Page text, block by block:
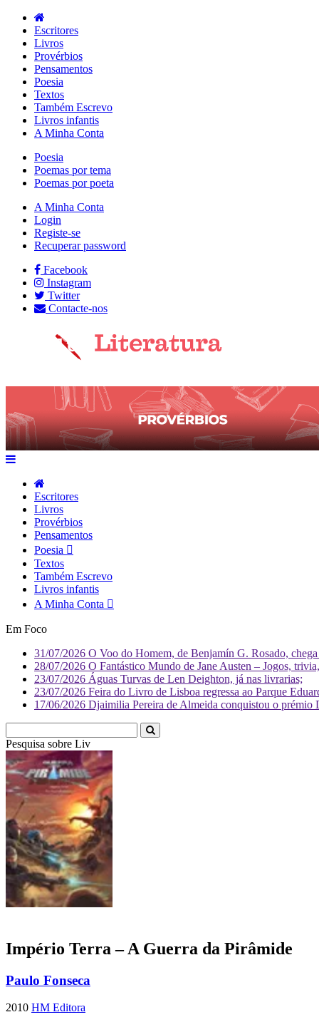
Escritores
Livros
Provérbios
Pensamentos
Poesia
Textos
Também Escrevo
Livros infantis
A Minha Conta
Poesia
Poemas por tema
Poemas por poeta
A Minha Conta
Login
Registe-se
Recuperar password
Facebook
Instagram
Twitter
Contacte-nos
Escritores
Livros
Provérbios
Pensamentos
Poesia
Textos
Também Escrevo
Livros infantis
A Minha Conta
Em Foco
31/07/2026 O Voo do Homem, de Benjamín G. Rosado,
28/07/2026 O Fantástico Mundo de Jane Austen – Jogos,
23/07/2026 Águas Turvas de Len Deighton, já nas livrarias;
23/07/2026 Feira do Livro de Lisboa regressa ao Parque
17/06/2026 Djaimilia Pereira de Almeida conquistou o
Pesquisa sobre Literatura
Império Terra – A Guerra da Pirâmide
Paulo Fonseca
2010 HM Editora